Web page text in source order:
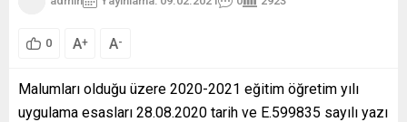
0 A+ A-
Malumları olduğu üzere 2020-2021 eğitim öğretim yılı
uygulama esasları 28.08.2020 tarih ve E.599835 sayılı yazı